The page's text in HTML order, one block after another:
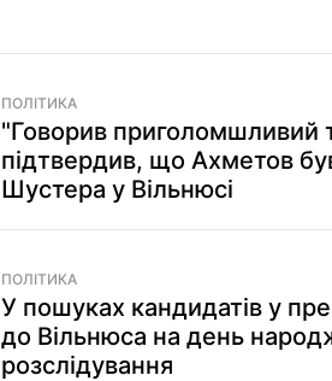
ПОЛІТИКА
"Говорив приголомшливий
підтвердив, що Ахметов
Шустера у Вільнюсі
ПОЛІТИКА
У пошуках кандидатів у
до Вільнюса на день
розслідування